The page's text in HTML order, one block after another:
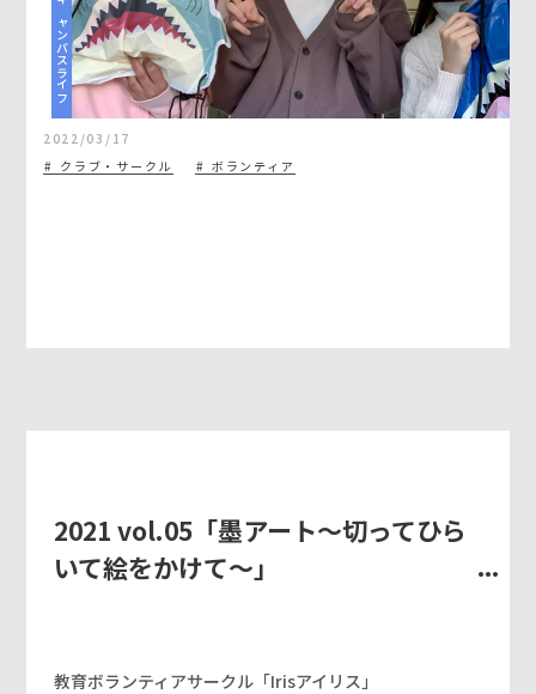
キャンパスライフ
2022/03/17
クラブ・サークル
ボランティア
2021 vol.05「墨アート～切ってひら
いて絵をかけて～」
教育ボランティアサークル「Irisアイリス」